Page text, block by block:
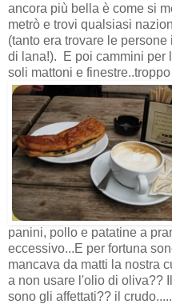
ancora più bella è come si
metrò e trovi qualsiasi
(tanto era trovare le
di lana!). E poi cammini per
soli mattoni e finestre..troppo
panini, pollo e patatine a
eccessivo...E per fortuna
mancava da matti la nostra
a non usare l'olio di oliva??
sono gli affettati?? il